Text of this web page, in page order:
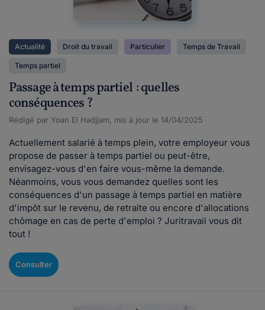
Actualité Droit du travail Particulier Temps de Travail
Temps partiel
Passage à temps partiel : quelles
conséquences ?
Rédigé par Yoan El Hadjjam, mis à jour le 14/04/2025
Actuellement salarié à temps plein, votre employeur vous
propose de passer à temps partiel ou peut-être,
envisagez-vous d'en faire vous-même la demande.
Néanmoins, vous vous demandez quelles sont les
conséquences d'un passage à temps partiel en matière
d'impôt sur le revenu, de retraite ou encore d'allocations
chômage en cas de perte d'emploi ? Juritravail vous dit
tout !
Consulter